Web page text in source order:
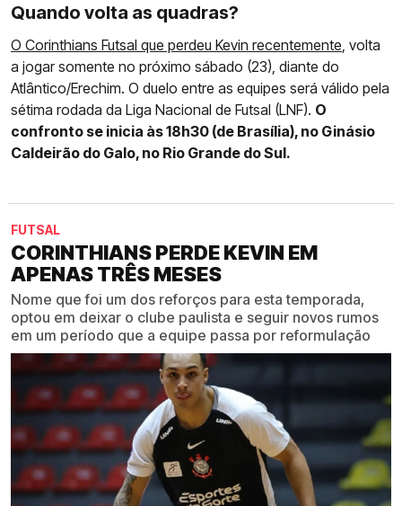
Quando volta as quadras?
O Corinthians Futsal que perdeu Kevin recentemente , volta
a jogar somente no próximo sábado (23), diante do
Atlântico/Erechim. O duelo entre as equipes será válido pela
sétima rodada da Liga Nacional de Futsal (LNF). O
confronto se inicia às 18h30 (de Brasília), no Ginásio
Caldeirão do Galo, no Rio Grande do Sul.
FUTSAL
CORINTHIANS PERDE KEVIN EM
APENAS TRÊS MESES
Nome que foi um dos reforços para esta temporada,
optou em deixar o clube paulista e seguir novos rumos
em um período que a equipe passa por reformulação